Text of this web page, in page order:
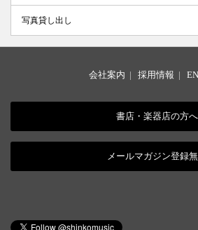
写真貸し出し
会社案内 | 採用情報 |
書店・楽器店の方へ
メールマガジン登録